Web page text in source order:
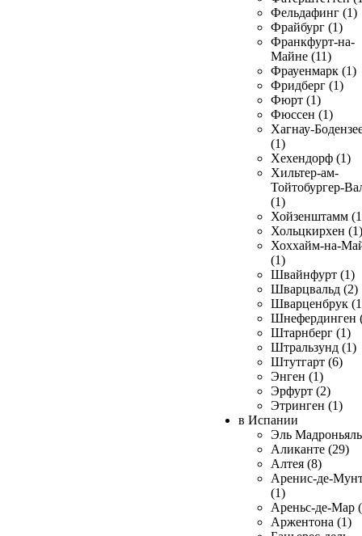
Фельдафинг (1)
Фрайбург (1)
Франкфурт-на-
Майне (11)
Фрауенмарк (1)
Фридберг (1)
Фюрт (1)
Фюссен (1)
Хагнау-
(1)
Хехендорф (1)
Хильтер-ам-
Тойтобургер-
(1)
Хойзенштамм
Хольцкирхен (1)
Хоххайм-на-
(1)
Швайнфурт (1)
Шварцвальд (2)
Шварценбрук
Шнефердинген
Штарнберг (1)
Штральзунд (1)
Штутгарт (6)
Энген (1)
Эрфурт (2)
Этринген (1)
в Испании
Эль
Аликанте (29)
Алтея (8)
Аренис-де-
(1)
Ареньс-де-Мар
Аржентона (1)